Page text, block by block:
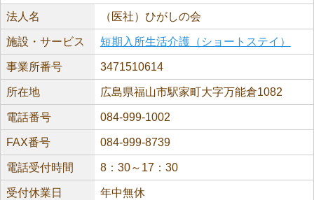
法人名 （医社）ひがしの会
施設・サービス 短期入所生活介護（ショートステイ）
事業所番号 3471510614
所在地 広島県福山市駅家町大字万能倉1082
電話番号 084-999-1002
FAX番号 084-999-8739
電話受付時間 8：30～17：30
受付休業日 年中無休